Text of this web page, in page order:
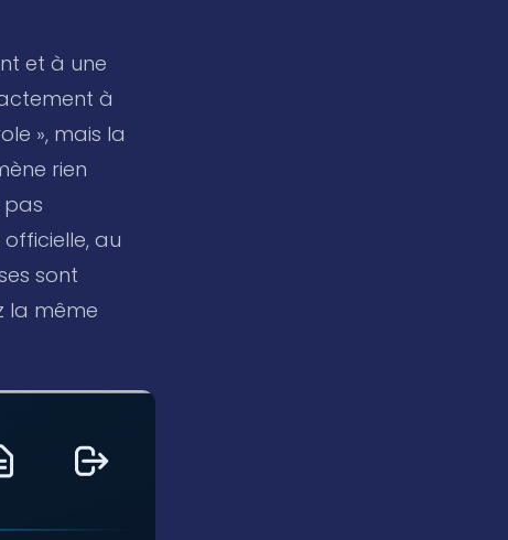
et à une
à
», mais la
rien
pas
au
sont
la même